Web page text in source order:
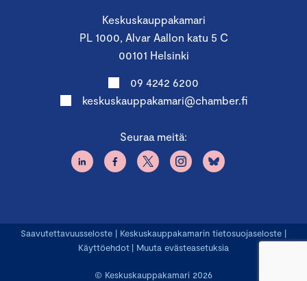
Keskuskauppakamari
PL 1000, Alvar Aallon katu 5 C
00101 Helsinki
09 4242 6200
keskuskauppakamari@chamber.fi
Seuraa meitä:
© Keskuskauppakamari 2026
Saavutettavuusseloste | Keskuskauppakamarin tietosuojaseloste |
Käyttöehdot | Muuta evästeasetuksia